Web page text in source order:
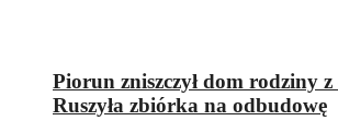
Piorun zniszczył dom rodziny
Ruszyła zbiórka na odbudowę